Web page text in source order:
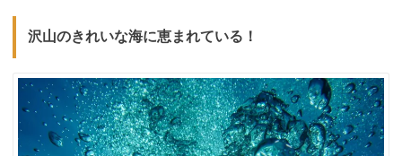
沢山のきれいな海に恵まれている！